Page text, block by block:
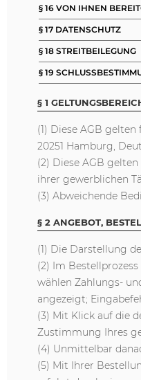
§ 16 VON IHNEN
§ 17 DATENSCHUTZ
§ 18 STREITBEILEGUNG
§ 19
§ 1
(1) Diese AGB
20251 Hamburg,
(2) Diese AGB
ihrer gewerblichen
(3) Abweichende
§ 2 ANGEBOT,
(1) Die Darstellung
(2) Im
wählen Zahlungs-
angezeigt;
(3) Mit Klick auf die
Zustimmung Ihres
(4) Unmittelbar
(5) Mit Ihrer